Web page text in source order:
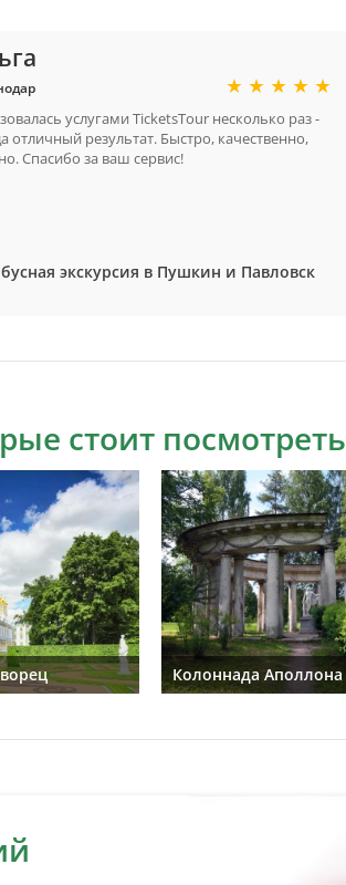
услугами TicketsTour несколько раз -
отличный результат. Быстро, качественно,
Спасибо за ваш сервис!
экскурсия в Пушкин и Павловск
стоит посмотреть
Колоннада Аполлона